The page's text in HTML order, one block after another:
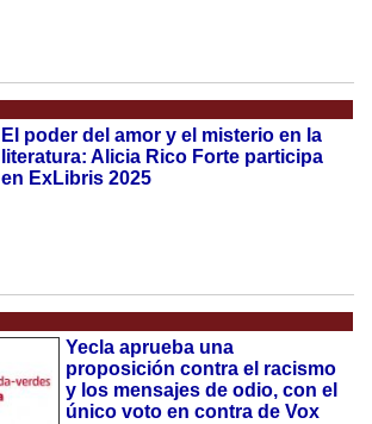
El poder del amor y el misterio en la
literatura: Alicia Rico Forte participa
en ExLibris 2025
Yecla aprueba una
proposición contra el racismo
y los mensajes de odio, con el
único voto en contra de Vox